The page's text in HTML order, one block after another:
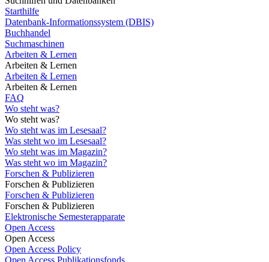
Starthilfe
Datenbank-Informationssystem (DBIS)
Buchhandel
Suchmaschinen
Arbeiten & Lernen
Arbeiten & Lernen
Arbeiten & Lernen
Arbeiten & Lernen
FAQ
Wo steht was?
Wo steht was?
Wo steht was im Lesesaal?
Was steht wo im Lesesaal?
Wo steht was im Magazin?
Was steht wo im Magazin?
Forschen & Publizieren
Forschen & Publizieren
Forschen & Publizieren
Forschen & Publizieren
Elektronische Semesterapparate
Open Access
Open Access
Open Access Policy
Open Access Publikationsfonds